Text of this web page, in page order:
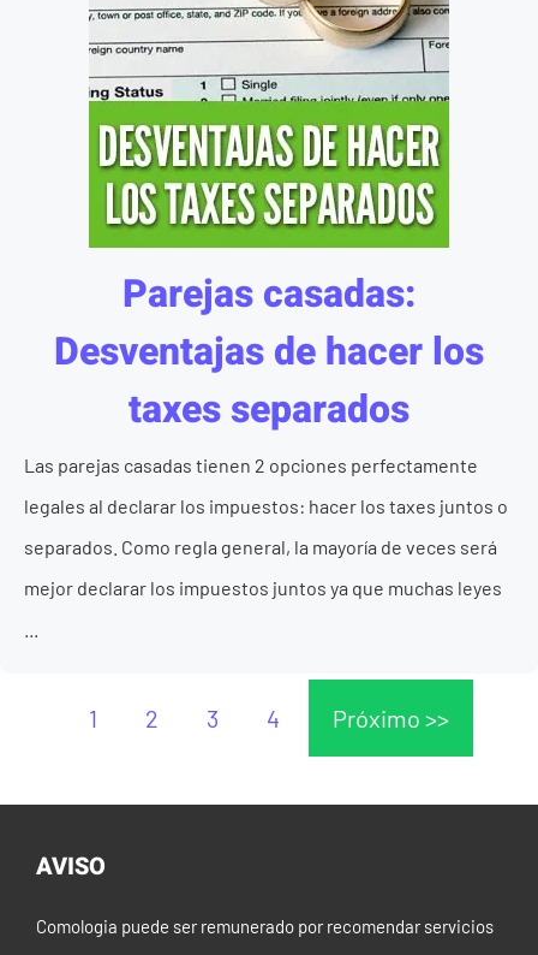
Parejas casadas:
Desventajas de hacer los
taxes separados
Las parejas casadas tienen 2 opciones perfectamente
legales al declarar los impuestos: hacer los taxes juntos o
separados. Como regla general, la mayoría de veces será
mejor declarar los impuestos juntos ya que muchas leyes
1 2 3 4 Próximo >>
AVISO
Comologia puede ser remunerado por recomendar servicios